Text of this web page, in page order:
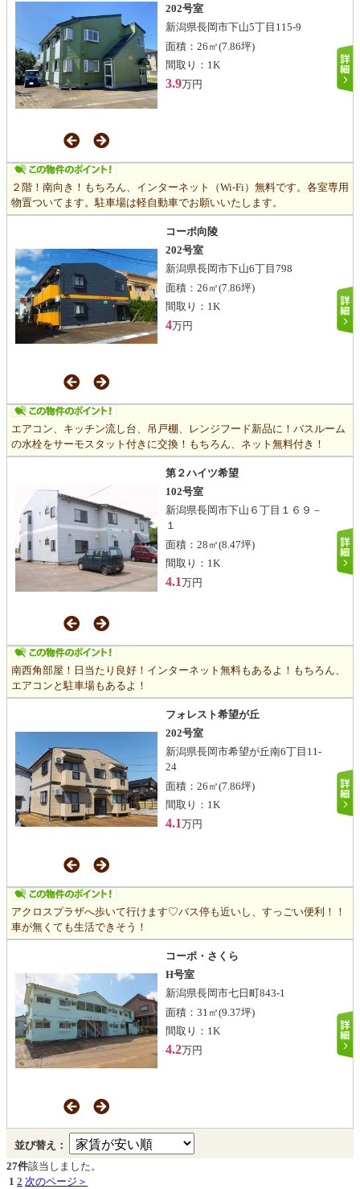
202号室
新潟県長岡市下山5丁目115-9
面積： 26㎡(7.86坪)
間取り： 1K
3.9万円
２階！南向き！もちろん、インターネット（Wi-Fi）無料です。各室専用
物置ついてます。駐車場は軽自動車でお願いいたします。
コーポ向陵
202号室
新潟県長岡市下山6丁目798
面積： 26㎡(7.86坪)
間取り： 1K
4万円
エアコン、キッチン流し台、吊戸棚、レンジフード新品に！バスルーム
の水栓をサーモスタット付きに交換！もちろん、ネット無料付き！
第２ハイツ希望
102号室
新潟県長岡市下山６丁目１６９－
１
面積： 28㎡(8.47坪)
間取り： 1K
4.1万円
南西角部屋！日当たり良好！インターネット無料もあるよ！もちろん、
エアコンと駐車場もあるよ！
フォレスト希望が丘
202号室
新潟県長岡市希望が丘南6丁目11-
24
面積： 26㎡(7.86坪)
間取り： 1K
4.1万円
アクロスプラザへ歩いて行けます♡バス停も近いし、すっごい便利！！
車が無くても生活できそう！
コーポ・さくら
H号室
新潟県長岡市七日町843-1
面積： 31㎡(9.37坪)
間取り： 1K
4.2万円
並び替え：
27件該当しました。
1 2 次のページ＞